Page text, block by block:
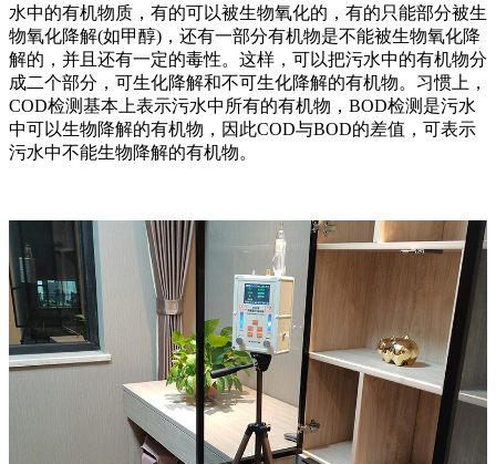
水中的有机物质，有的可以被生物氧化的，有的只能部分被生
物氧化降解(如甲醇)，还有一部分有机物是不能被生物氧化降
解的，并且还有一定的毒性。这样，可以把污水中的有机物分
成二个部分，可生化降解和不可生化降解的有机物。习惯上，
COD检测基本上表示污水中所有的有机物，BOD检测是污水
中可以生物降解的有机物，因此COD与BOD的差值，可表示
污水中不能生物降解的有机物。